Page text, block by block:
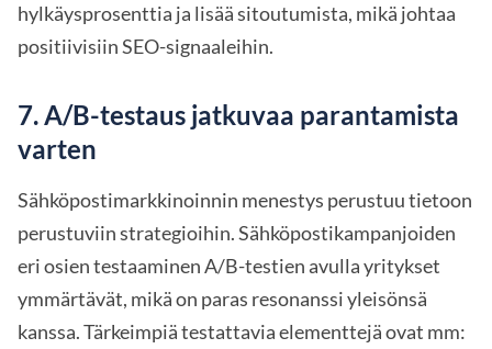
hylkäysprosenttia ja lisää sitoutumista, mikä johtaa
positiivisiin SEO-signaaleihin.
7. A/B-testaus jatkuvaa parantamista
varten
Sähköpostimarkkinoinnin menestys perustuu tietoon
perustuviin strategioihin. Sähköpostikampanjoiden
eri osien testaaminen A/B-testien avulla yritykset
ymmärtävät, mikä on paras resonanssi yleisönsä
kanssa. Tärkeimpiä testattavia elementtejä ovat mm: